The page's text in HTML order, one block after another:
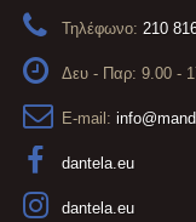
Τηλέφωνο: 210
Δευ - Παρ: 9.00 -
E-mail:
dantela.eu
dantela.eu